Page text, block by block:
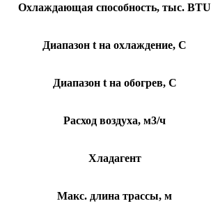
Охлаждающая способность, тыс. BTU
Диапазон t на охлаждение, С
Диапазон t на обогрев, С
Расход воздуха, м3/ч
Хладагент
Макс. длина трассы, м